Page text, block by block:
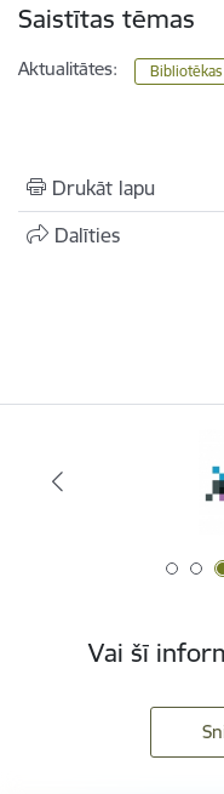
Saistītas tēmas
Aktualitātes: Bibliotēkas
Drukāt lapu
Dalīties
Vai šī